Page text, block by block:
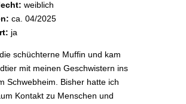
weiblich
ca. 04/2025
ja
schüchterne Muffin und kam
mit meinen Geschwistern ins
Schwebheim. Bisher hatte ich
Kontakt zu Menschen und